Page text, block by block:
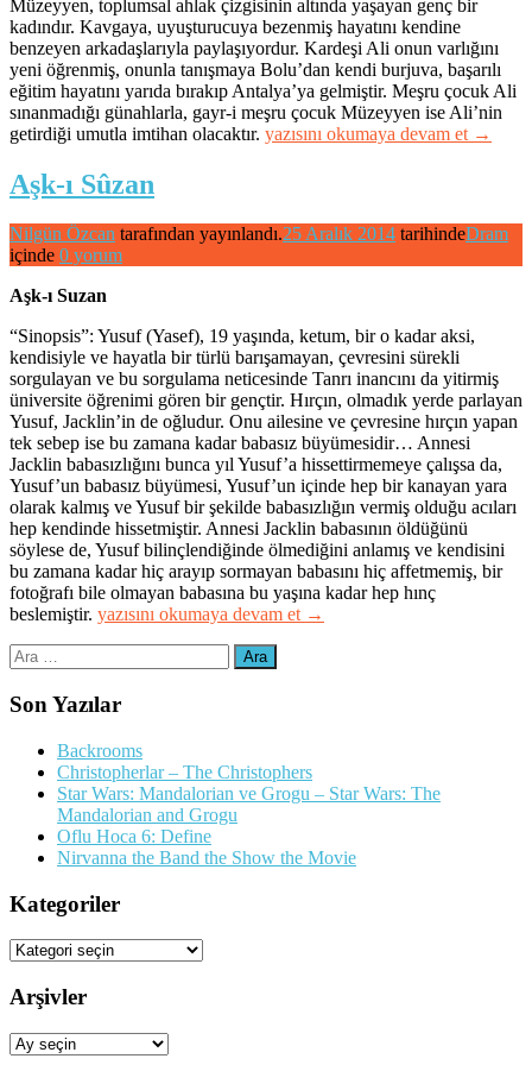
Müzeyyen, toplumsal ahlak çizgisinin altında yaşayan genç bir
kadındır. Kavgaya, uyuşturucuya bezenmiş hayatını kendine
benzeyen arkadaşlarıyla paylaşıyordur. Kardeşi Ali onun varlığını
yeni öğrenmiş, onunla tanışmaya Bolu’dan kendi burjuva, başarılı
eğitim hayatını yarıda bırakıp Antalya’ya gelmiştir. Meşru çocuk Ali
sınanmadığı günahlarla, gayr-i meşru çocuk Müzeyyen ise Ali’nin
getirdiği umutla imtihan olacaktır. “Kar”
yazısını okumaya devam et →
Aşk-ı Sûzan
Nilgün Özcan tarafından yayınlandı.25 Aralık 2014 tarihindeDram
içinde 0 yorum
Aşk-ı Suzan
“Sinopsis”: Yusuf (Yasef), 19 yaşında, ketum, bir o kadar aksi,
kendisiyle ve hayatla bir türlü barışamayan, çevresini sürekli
sorgulayan ve bu sorgulama neticesinde Tanrı inancını da yitirmiş
üniversite öğrenimi gören bir gençtir. Hırçın, olmadık yerde parlayan
Yusuf, Jacklin’in de oğludur. Onu ailesine ve çevresine hırçın yapan
tek sebep ise bu zamana kadar babasız büyümesidir… Annesi
Jacklin babasızlığını bunca yıl Yusuf’a hissettirmemeye çalışsa da,
Yusuf’un babasız büyümesi, Yusuf’un içinde hep bir kanayan yara
olarak kalmış ve Yusuf bir şekilde babasızlığın vermiş olduğu acıları
hep kendinde hissetmiştir. Annesi Jacklin babasının öldüğünü
söylese de, Yusuf bilinçlendiğinde ölmediğini anlamış ve kendisini
bu zamana kadar hiç arayıp sormayan babasını hiç affetmemiş, bir
fotoğrafı bile olmayan babasına bu yaşına kadar hep hınç
beslemiştir. “Aşk-
yazısını okumaya devam et →
Arama:
Son Yazılar
Backrooms
Christopherlar – The Christophers
Star Wars: Mandalorian ve Grogu – Star Wars: The
Mandalorian and Grogu
Oflu Hoca 6: Define
Nirvanna the Band the Show the Movie
Kategoriler
Kategoriler
Arşivler
Arşivler